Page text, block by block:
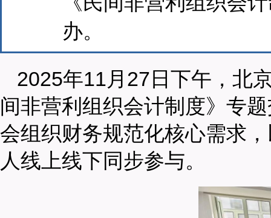
办。
2025年11月27日下午，北
间非营利组织会计制度》专
会组织财务规范化核心需求
人线上线下同步参与。